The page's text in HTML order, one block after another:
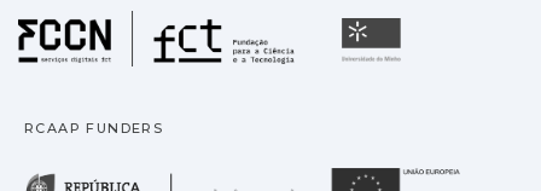
Fundação para a
RCAAP FUNDERS
República Portuguesa